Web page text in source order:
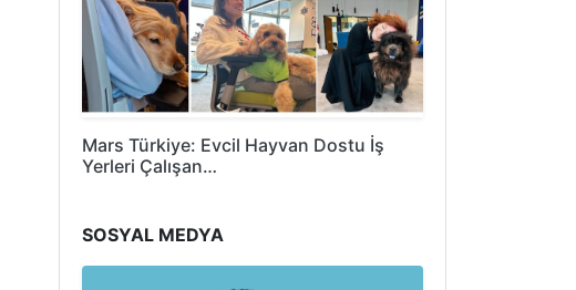
Mars Türkiye: Evcil Hayvan Dostu İş
Yerleri Çalışan…
SOSYAL MEDYA